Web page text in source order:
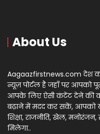
About Us
Aagaazfirstnews.com देश
न्यूज़ पोर्टल है जहाँ पर आपको
आपके लिए ऐसी कंटेंट देने की
बढ़ाने में मदद कर सकें, आपको
शिक्षा, राजनीति, खेल, मनोरंजन,
मिलेगा..